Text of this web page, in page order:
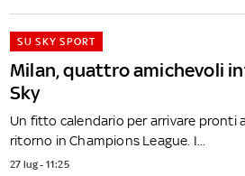
Milan, quattro amichevoli
Sky
SU SKY SPORT
Un fitto calendario per arrivare pronti
ritorno in Champions League. I...
27 lug - 11:25